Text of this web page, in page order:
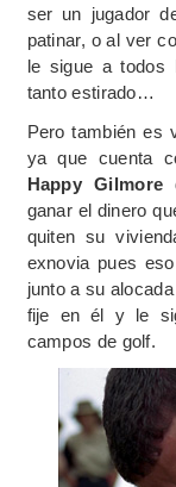
ser un jugador
patinar, o al ver
le sigue a todos
tanto estirado…
Pero también es
ya que cuenta
Happy Gilmore
ganar el dinero
quiten su
exnovia pues
junto a su
fije en él y le
campos de golf.